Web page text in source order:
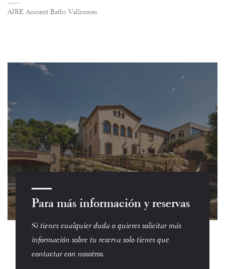
AIRE Ancient Baths Vallromes
Para más información y reservas
Si tienes cualquier duda o quieres solicitar más
información sobre tu reserva solo tienes que
contactar con nosotros.